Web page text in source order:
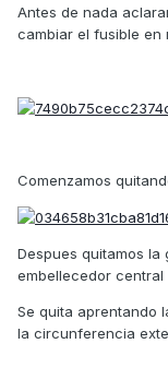
Antes de nada
cambiar el fusible en
Comenzamos
Despues quitamos la
embellecedor central
Se quita aprentando
la circunferencia